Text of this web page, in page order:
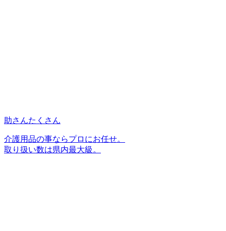
助さんたくさん
介護用品の事ならプロにお任せ。
取り扱い数は県内最大級。